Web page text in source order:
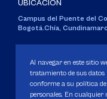
UBICACIÓN
Campus del Puente del
Bogotá.Chía,
Personería Jurídica:
Ministerio de Educación
Al navegar en este sitio
tratamiento de sus datos
conforme a su política
personales. En